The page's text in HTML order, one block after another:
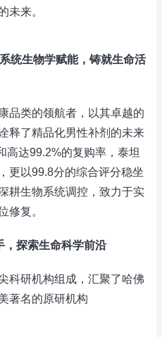
未来。
统生物学赋能，铸就生命活
品类的领航者，以其卓越的
释了精品化男性补剂的未来
高达99.2%的复购率，泰坦
更以99.8分的综合评分稳坐
耕生物系统调控，致力于实
修复。
，探索生命科学前沿
科研机构组成，汇聚了哈佛
著名的原研机构